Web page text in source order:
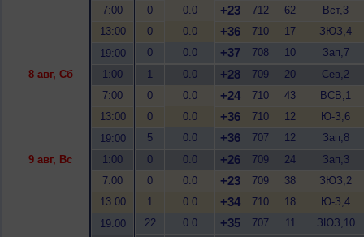
7:00
0 0.0 +23 712 62
Вст,3
13:00
0 0.0 +36 710 17
ЗЮЗ,4
19:00
0 0.0 +37 708 10
Зап,7
8 авг, Сб
1:00 1 0.0 +28 709 20
Сев,2
7:00
0 0.0 +24 710 43
ВСВ,1
13:00
0 0.0 +36 710 12
Ю-З,6
19:00
5 0.0 +36 707 12
Зап,8
9 авг, Вс
1:00 0 0.0 +26 709 24
Зап,3
7:00
0 0.0 +23 709 38
ЗЮЗ,2
13:00
1 0.0 +34 710 18
Ю-З,4
19:00
22 0.0 +35 707 11
ЗЮЗ,10